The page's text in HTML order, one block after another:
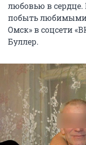
любовью в сердце.
побыть
Омск» в соцсети
Буллер.